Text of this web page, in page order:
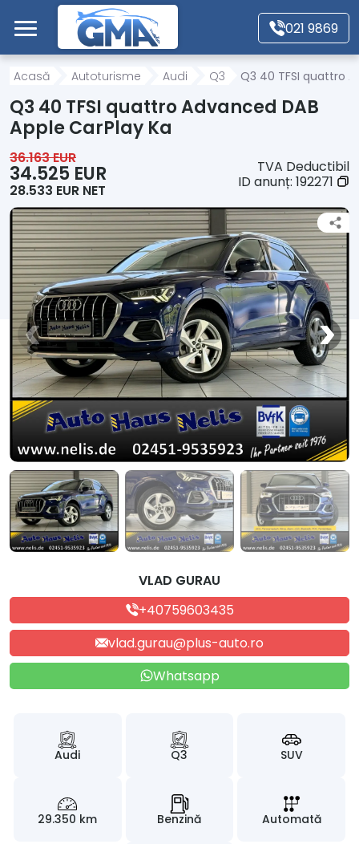
Mergi direct la conținutul principal
021 9869
Acasă
Autoturisme
Motociclete
Autoutilitare
Alte tipuri vehicule
Despre Noi
Contact
Acasă Autoturisme Audi Q3 Q3 40 TFSI quattro
Q3 40 TFSI quattro Advanced DAB
Apple CarPlay Ka
36.163 EUR
34.525 EUR
28.533 EUR NET
TVA Deductibil
ID anunț: 192271
VLAD GURAU
+40759603435
vlad.gurau@plus-auto.ro
Whatsapp
Audi Q3 SUV
29.350 km Benzină Automată